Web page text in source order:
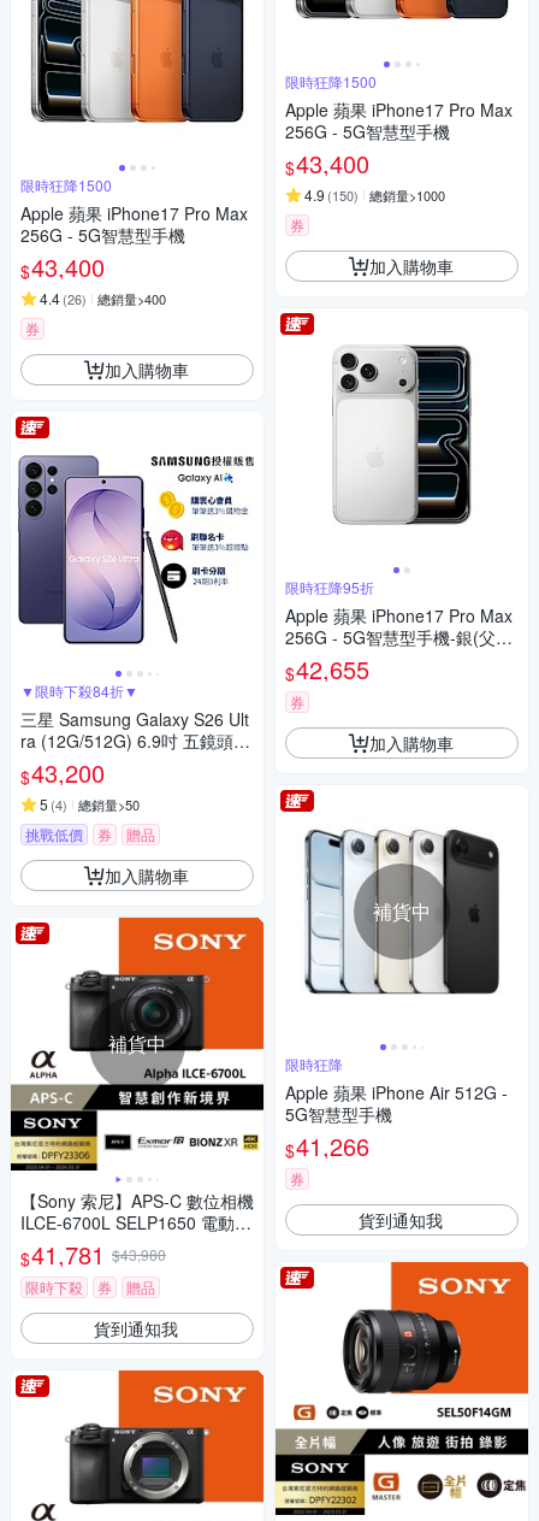
限時狂降1500
Apple 蘋果 iPhone17 Pro Max
256G - 5G智慧型手機
$43,400
4.4(26) 總銷量>400
券
加入購物車
▼限時下殺84折▼
三星 Samsung Galaxy S26 Ult
ra (12G/512G) 6.9吋 五鏡頭智
慧手機
$43,200
5 (4) 總銷量>50
挑戰低價 券 贈品
加入購物車
補貨中
【Sony 索尼】APS-C 數位相機
ILCE-6700L SELP1650 電動變
焦鏡組 (公司貨 保固18+6個月)
$41,781 $43,980
限時下殺
券 贈品
貨到通知我
限時狂降1500
Apple 蘋果 iPhone17 Pro Max
256G - 5G智慧型手機
$43,400
4.9 (150) 總銷量>1000
券
加入購物車
限時狂降95折
Apple 蘋果 iPhone17 Pro Max
256G - 5G智慧型手機-銀(父親
節限定）
$42,655
券
加入購物車
補貨中
限時狂降
Apple 蘋果 iPhone Air 512G -
5G智慧型手機
$41,266
券
貨到通知我